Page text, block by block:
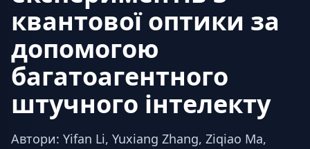
квантової оптики за
допомогою
багатоагентного
штучного інтелекту
Автори: Yifan Li, Yuxiang Zhang, Ziqiao Ma,